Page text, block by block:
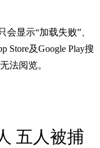
会显示“加载失败”、
Store及Google Play搜
法阅览。
五人被捕